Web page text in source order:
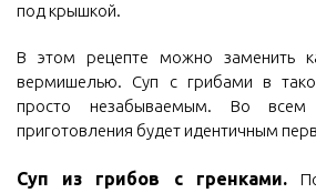
под крышкой.
В этом рецепте можно заменить
вермишелью. Суп с грибами в
просто незабываемым. Во всем
приготовления будет идентичным
Суп из грибов с гренками.